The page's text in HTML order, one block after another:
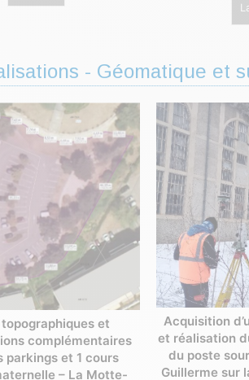
- Géomatique et
et
complémentaires
parkings et 1 cours
– La Motte-
Acquisition
et réalisation
du poste
Guillerme sur